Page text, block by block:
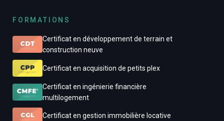
FORMATIONS
Certificat en développement de terrain et
construction neuve
Certificat en acquisition de petits plex
Certificat en ingénierie financière
multilogement
Certificat en gestion immobilière locative